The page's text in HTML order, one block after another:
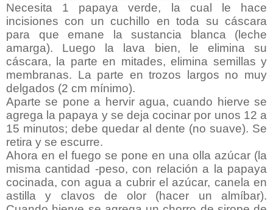
Necesita 1 papaya verde, la cual le hace
incisiones con un cuchillo en toda su cáscara
para que emane la sustancia blanca (leche
amarga). Luego la lava bien, le elimina su
cáscara, la parte en mitades, elimina semillas y
membranas. La parte en trozos largos no muy
delgados (2 cm mínimo).
Aparte se pone a hervir agua, cuando hierve se
agrega la papaya y se deja cocinar por unos 12 a
15 minutos; debe quedar al dente (no suave). Se
retira y se escurre.
Ahora en el fuego se pone en una olla azúcar (la
misma cantidad -peso, con relación a la papaya
cocinada, con agua a cubrir el azúcar, canela en
astilla y clavos de olor (hacer un almíbar).